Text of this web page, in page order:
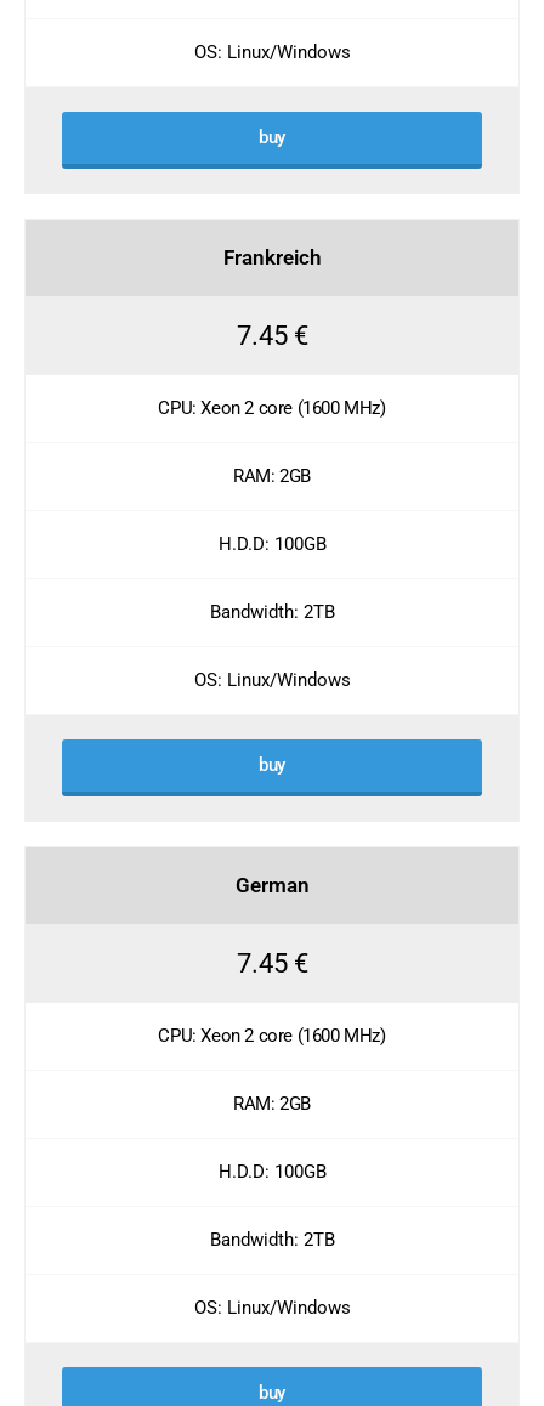
OS: Linux/Windows
buy
Frankreich
7.45 €
CPU: Xeon 2 core (1600 MHz)
RAM: 2GB
H.D.D: 100GB
Bandwidth: 2TB
OS: Linux/Windows
buy
German
7.45 €
CPU: Xeon 2 core (1600 MHz)
RAM: 2GB
H.D.D: 100GB
Bandwidth: 2TB
OS: Linux/Windows
buy